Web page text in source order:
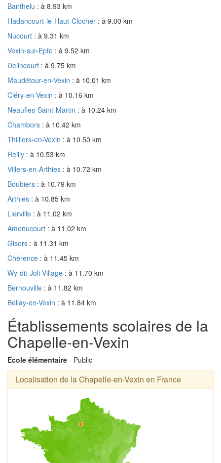
Banthelu : à 8.93 km
Hadancourt-le-Haut-Clocher : à 9.00 km
Nucourt : à 9.31 km
Vexin-sur-Epte : à 9.52 km
Delincourt : à 9.75 km
Maudétour-en-Vexin : à 10.01 km
Cléry-en-Vexin : à 10.16 km
Neaufles-Saint-Martin : à 10.24 km
Chambors : à 10.42 km
Thilliers-en-Vexin : à 10.50 km
Reilly : à 10.53 km
Villers-en-Arthies : à 10.72 km
Boubiers : à 10.79 km
Arthies : à 10.85 km
Lierville : à 11.02 km
Amenucourt : à 11.02 km
Gisors : à 11.31 km
Chérence : à 11.45 km
Wy-dit-Joli-Village : à 11.70 km
Bernouville : à 11.82 km
Bellay-en-Vexin : à 11.84 km
Établissements scolaires de la
Chapelle-en-Vexin
Ecole élémentaire - Public
Localisation de la Chapelle-en-Vexin en France